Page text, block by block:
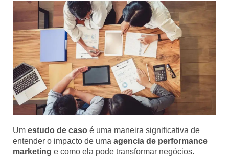
Um estudo de caso é uma maneira significativa de
entender o impacto de uma agencia de performance
marketing e como ela pode transformar negócios.